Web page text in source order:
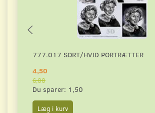
777.017 SORT/HVID PORTRÆTTER
4,50
6,00
Du sparer: 1,50
Læg i kurv